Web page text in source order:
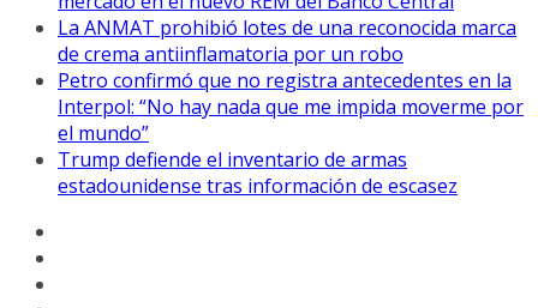
La ANMAT prohibió lotes de una reconocida marca
de crema antiinflamatoria por un robo
Petro confirmó que no registra antecedentes en la
Interpol: “No hay nada que me impida moverme por
el mundo”
Trump defiende el inventario de armas
estadounidense tras información de escasez